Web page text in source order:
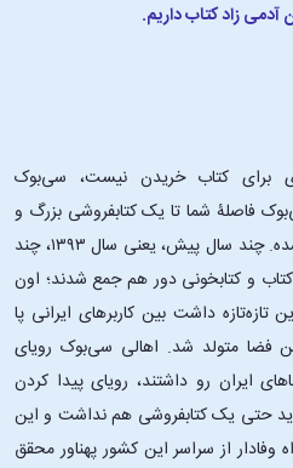
آدمی زاد کتاب داریم.
برای کتاب خریدن نیست، سی‌بوک
فاصلۀ شما تا یک کتابفروشی بزرگ و
پروپیمون تنها به اندازۀ یک کلیک شده. چند سال پیش، یعنی سال ۱۳۹۳، چند
و کتابخونی دور هم جمع شدند؛ اون‌
تازه‌تازه داشت بین کاربرهای ایرانی پا
متولد شد. اهالی سی‌بوک رویای
ایران رو داشتند، رویای پیدا کردن
حتی یک کتابفروشی هم نداشت و این
وفادار از سراسر این کشور پهناور محقق